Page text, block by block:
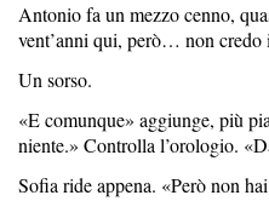
Antonio fa un mezzo cenno,
vent’anni qui, però… non credo
Un sorso.
«E comunque» aggiunge, più
niente.» Controlla l’orologio.
Sofia ride appena. «Però non